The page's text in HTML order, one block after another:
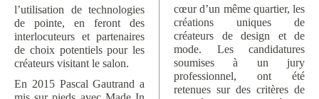
l’utilisation de technologies
de pointe, en feront des
interlocuteurs et partenaires
de choix potentiels pour les
créateurs visitant le salon.
En 2015 Pascal Gautrand a
cœur d’un même quartier, les
créations uniques de
créateurs de design et de
mode. Les candidatures
soumises à un jury
professionnel, ont été
retenues sur des critères de